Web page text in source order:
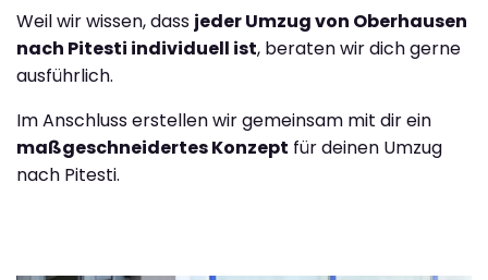
Weil wir wissen, dass jeder Umzug von Oberhausen
nach Pitesti individuell ist, beraten wir dich gerne
ausführlich.
Im Anschluss erstellen wir gemeinsam mit dir ein
maßgeschneidertes Konzept für deinen Umzug
nach Pitesti.